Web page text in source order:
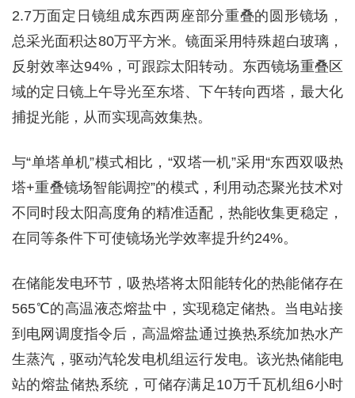
2.7万面定日镜组成东西两座部分重叠的圆形镜场，
总采光面积达80万平方米。镜面采用特殊超白玻璃，
反射效率达94%，可跟踪太阳转动。东西镜场重叠区
域的定日镜上午导光至东塔、下午转向西塔，最大化
捕捉光能，从而实现高效集热。
与“单塔单机”模式相比，“双塔一机”采用“东西双吸热
塔+重叠镜场智能调控”的模式，利用动态聚光技术对
不同时段太阳高度角的精准适配，热能收集更稳定，
在同等条件下可使镜场光学效率提升约24%。
在储能发电环节，吸热塔将太阳能转化的热能储存在
565℃的高温液态熔盐中，实现稳定储热。当电站接
到电网调度指令后，高温熔盐通过换热系统加热水产
生蒸汽，驱动汽轮发电机组运行发电。该光热储能电
站的熔盐储热系统，可储存满足10万千瓦机组6小时